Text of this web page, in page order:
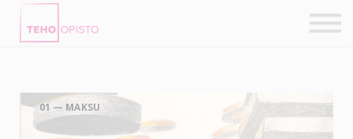
KIRJAUDU TEHOVERKKOON
01 — MAKSU